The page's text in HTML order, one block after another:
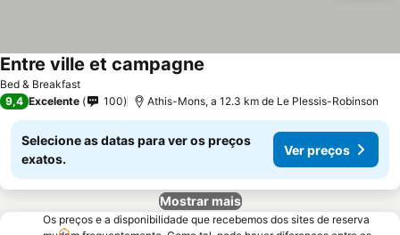
Bed & Breakfast
Entre ville et campagne
9,4 Excelente 100 Athis-Mons, a 12.3 km de Le Plessis-Robinson
Selecione as datas para ver os preços
exatos.
Ver preços
Mostrar mais
Os preços e a disponibilidade que recebemos dos sites de reserva